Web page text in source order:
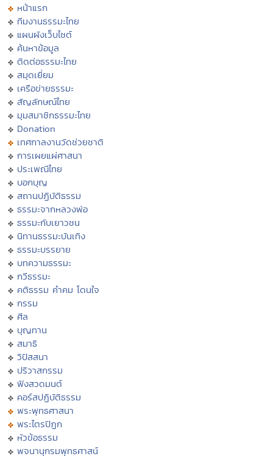
หน้าแรก
ทีมงานธรรมะไทย
แผนผังเว็บไซต์
ค้นหาข้อมูล
ติดต่อธรรมะไทย
สมุดเยี่ยม
เครือข่ายธรรมะ
สัญลักษณ์ไทย
มุมสมาชิกธรรมะไทย
Donation
เทศกาลงานวัดช่วยชาติ
การเผยแผ่ศาสนา
ประเพณีไทย
บอกบุญ
สถานปฏิบัติธรรม
ธรรมะจากหลวงพ่อ
ธรรมะกับเยาวชน
นิทานธรรมะบันเทิง
ธรรมะบรรยาย
บทความธรรมะ
กวีธรรมะ
คติธรรม คำคม โดนใจ
กรรม
ศีล
บุญทาน
สมาธิ
วิปัสสนา
ปริวาสกรรม
ฟังสวดมนต์
คอร์สปฏิบัติธรรม
พระพุทธศาสนา
พระไตรปิฏก
หัวข้อธรรม
พจนานุกรมพุทธศาสน์